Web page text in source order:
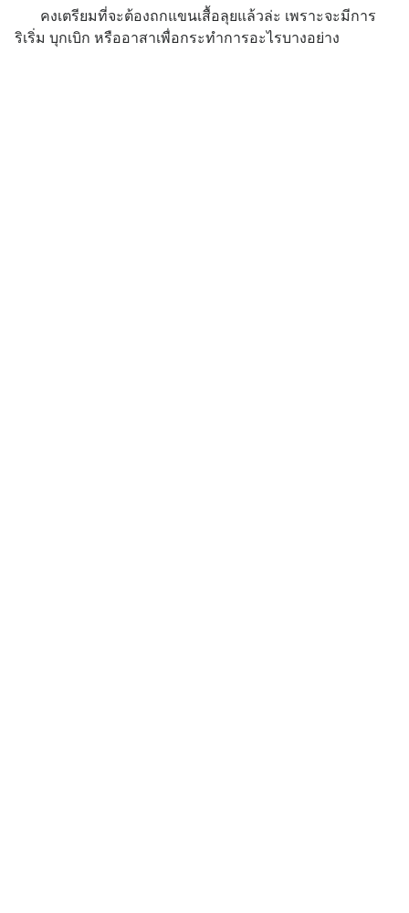
คงเตรียมที่จะต้องถกแขนเสื้อลุยแล้วล่ะ เพราะจะมีการ
ริเริ่ม บุกเบิก หรืออาสาเพื่อกระทำการอะไรบางอย่าง